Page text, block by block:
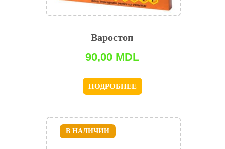
Варостоп
90,00 MDL
ПОДРОБНЕЕ
В НАЛИЧИИ